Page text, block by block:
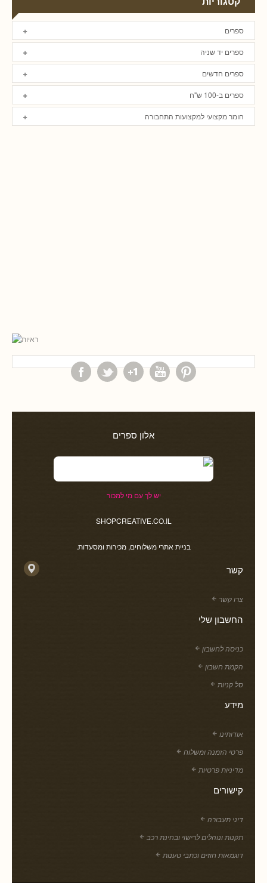
ספרים
ספרים יד שניה
ספרים חדשים
ספרים ב-100 ש"ח
חומר מקצועי למקצועות התחבורה
אלון ספרים
יש לך עם מי למכור
SHOPCREATIVE.CO.IL
בניית אתרי משלוחים, מכירות ומסעדות.
קשר
צרו קשר
החשבון שלי
כניסה לחשבון
הקמת חשבון
סל קניות
מידע
אודותינו
פרטי הזמנה ומשלוח
מדיניות פרטיות
קישורים
דיני תעבורה
תקנות ונוהלים לרישוי ובחינת רכב
דוגמאות חוזים וכתבי טענות